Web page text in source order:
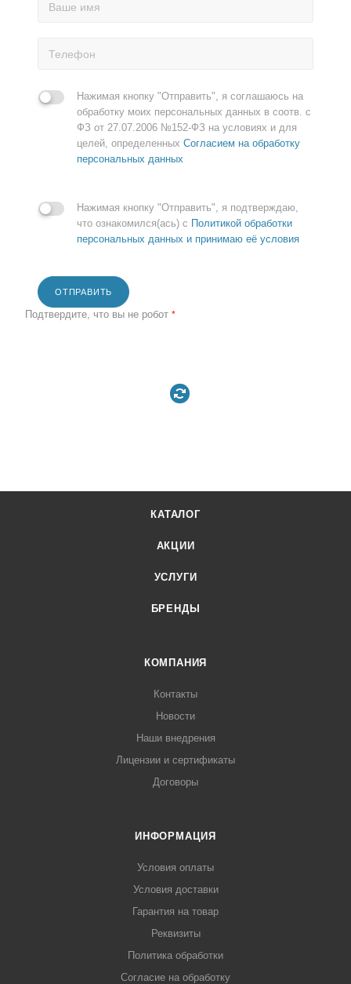
Нажимая кнопку "Отправить", я соглашаюсь на
обработку моих персональных данных в соотв. с
ФЗ от 27.07.2006 №152-ФЗ на условиях и для
целей, определенных Согласием на обработку
персональных данных
Нажимая кнопку "Отправить", я подтверждаю,
что ознакомился(ась) с Политикой обработки
персональных данных и принимаю её условия
ОТПРАВИТЬ
Подтвердите, что вы не робот *
КАТАЛОГ
АКЦИИ
УСЛУГИ
БРЕНДЫ
КОМПАНИЯ
Контакты
Новости
Наши внедрения
Лицензии и сертификаты
Договоры
ИНФОРМАЦИЯ
Условия оплаты
Условия доставки
Гарантия на товар
Реквизиты
Политика обработки
Согласие на обработку